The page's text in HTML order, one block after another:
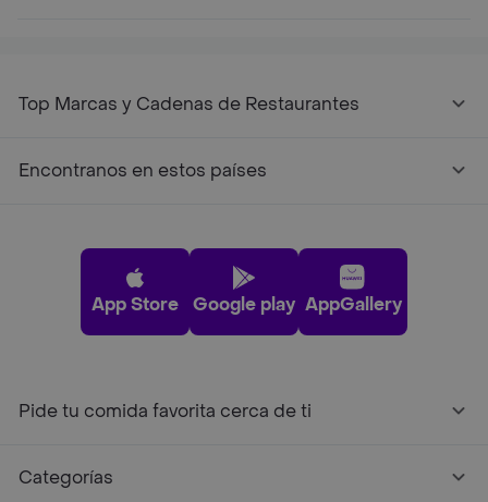
Top Marcas y Cadenas de Restaurantes
Encontranos en estos países
App Store Google play AppGallery
Pide tu comida favorita cerca de ti
Categorías